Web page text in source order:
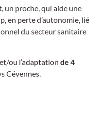
un proche, qui aide une
en perte d’autonomie, lié
du secteur sanitaire
ou l’adaptation de 4
Cévennes.